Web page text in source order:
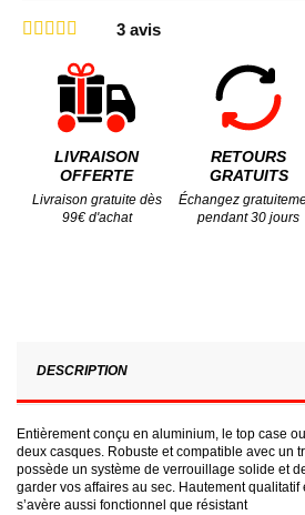
3 avis
LIVRAISON
OFFERTE
Livraison gratuite dès
99€ d'achat
RETOURS
GRATUITS
Échangez
pendant 30 jours
DESCRIPTION
Entièrement conçu en aluminium, le top case
deux casques. Robuste et compatible avec un
possède un système de verrouillage solide et
garder vos affaires au sec. Hautement qualitatif
s’avère aussi fonctionnel que résistant